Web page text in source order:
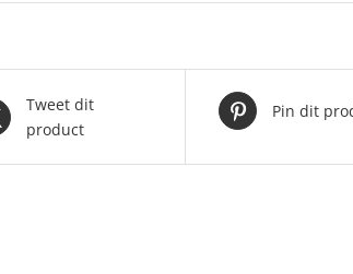
Tweet dit
product
Pin dit